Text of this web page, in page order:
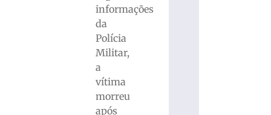
informações
da
Polícia
Militar,
a
vítima
morreu
após